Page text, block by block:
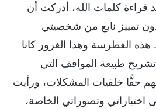
قراءة كلمات الله، أدركت أن
تمييز نابع من شخصيتي
الغطرسة وهذا الغرور كانا
طبيعة المواقف التي
حقًّا خلفيات المشكلات، ورأيت
اختباراتي وتصوراتي الخاصة،